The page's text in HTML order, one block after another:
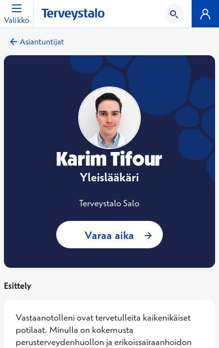
Valikko
Asiantuntijat
Karim Tifour
Yleislääkäri
Terveystalo Salo
Varaa aika : Karim Tifour,
Esittely
Vastaanotolleni ovat tervetulleita kaikenikäiset
potilaat. Minulla on kokemusta
perusterveydenhuollon ja erikoissairaanhoidon